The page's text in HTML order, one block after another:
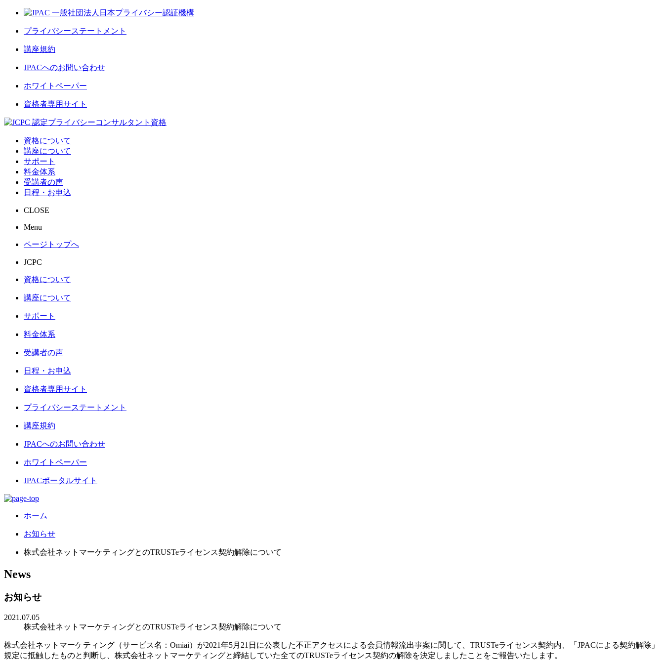
プライバシーステートメント
講座規約
JPACへのお問い合わせ
ホワイトペーパー
資格者専用サイト
資格について
講座について
サポート
料金体系
受講者の声
日程・お申込
CLOSE
Menu
ページトップへ
JCPC
資格について
講座について
サポート
料金体系
受講者の声
日程・お申込
資格者専用サイト
プライバシーステートメント
講座規約
JPACへのお問い合わせ
ホワイトペーパー
JPACポータルサイト
ホーム
お知らせ
株式会社ネットマーケティングとのTRUSTeライセンス契約解除について
News
お知らせ
2021.07.05
株式会社ネットマーケティングとのTRUSTeライセンス契約解除について
株式会社ネットマーケティング（サービス名：Omiai）が2021年5月21日に公表した不正アクセスによる会員情報流出事案に関して、TRUSTeライセンス契約内、「JPACによる契約解除」
規定に抵触したものと判断し、株式会社ネットマーケティングと締結していた全てのTRUSTeライセンス契約の解除を決定しましたことをご報告いたします。